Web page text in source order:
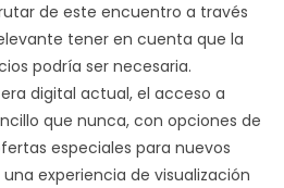
de este encuentro a través
tener en cuenta que la
podría ser necesaria.
digital actual, el acceso a
que nunca, con opciones de
especiales para nuevos
experiencia de visualización